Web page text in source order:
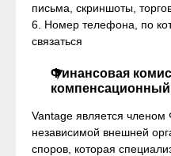
письма, скриншоты,
6. Номер телефона, по
связаться
Финансовая
Vantage является членом
независимой внешней
споров, которая